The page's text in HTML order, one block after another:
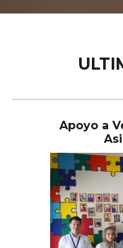
Apoyo a